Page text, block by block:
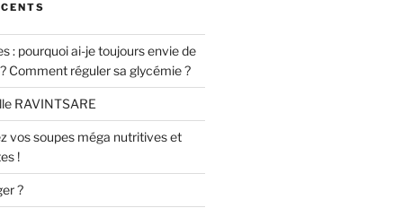
: pourquoi ai-je toujours envie de
Comment réguler sa glycémie ?
RAVINTSARE
vos soupes méga nutritives et
!
?